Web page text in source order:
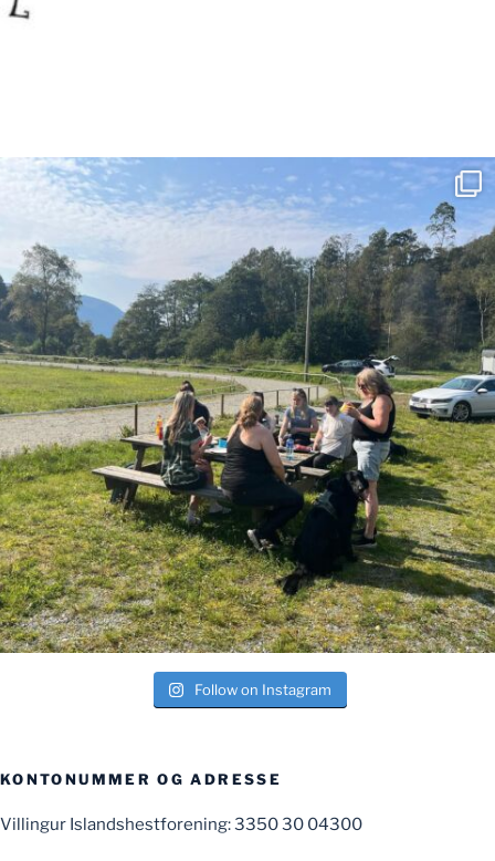
Follow on Instagram
KONTONUMMER OG ADRESSE
Villingur Islandshestforening: 3350 30 04300